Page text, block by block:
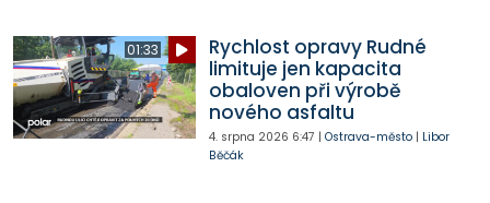
01:33
Rychlost opravy Rudné
limituje jen kapacita
obaloven při výrobě
nového asfaltu
4. srpna 2026 6:47 | Ostrava-město| Libor
Běčák